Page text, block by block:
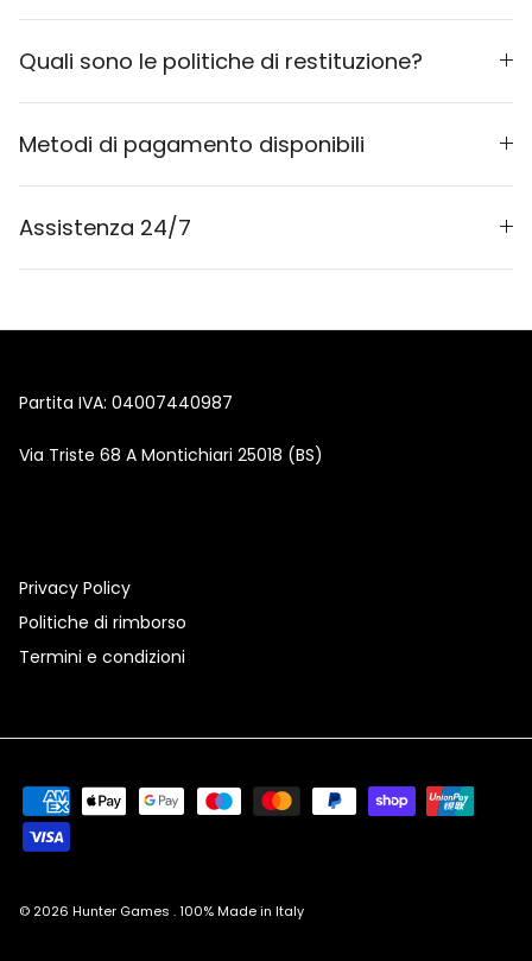
Quali sono le politiche di restituzione?
Metodi di pagamento disponibili
Assistenza 24/7
Partita IVA: 04007440987
Via Triste 68 A Montichiari 25018 (BS)
Privacy Policy
Politiche di rimborso
Termini e condizioni
© 2026 Hunter Games .100% Made in Italy